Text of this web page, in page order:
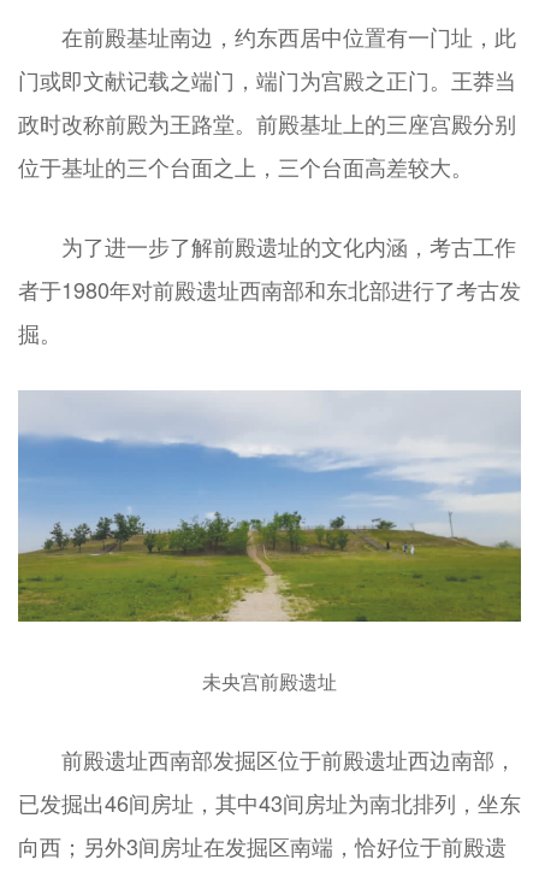
在前殿基址南边，约东西居中位置有一门址，此
门或即文献记载之端门，端门为宫殿之正门。王莽当
政时改称前殿为王路堂。前殿基址上的三座宫殿分别
位于基址的三个台面之上，三个台面高差较大。
为了进一步了解前殿遗址的文化内涵，考古工作
者于1980年对前殿遗址西南部和东北部进行了考古发
掘。
未央宫前殿遗址
前殿遗址西南部发掘区位于前殿遗址西边南部，
已发掘出46间房址，其中43间房址为南北排列，坐东
向西；另外3间房址在发掘区南端，恰好位于前殿遗